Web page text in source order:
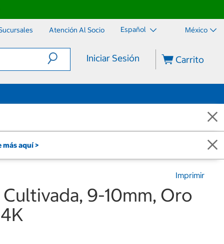
Atención Al Socio Español México
Iniciar Sesión Carrito
más aquí >
Imprimir
9-10mm, Oro